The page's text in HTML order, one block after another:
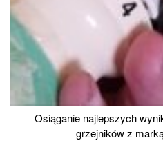
Osiąganie najlepszych
grzejników z